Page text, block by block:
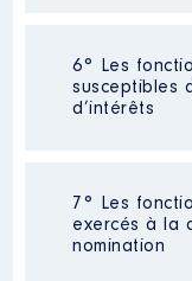
Néant
6° Les
susceptibles
d’intérêts
Néant
7° Les
exercés à la
nomination